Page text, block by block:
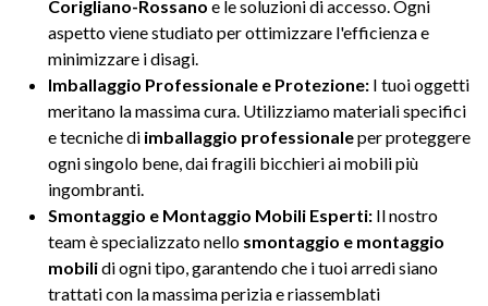
Corigliano-Rossano e le soluzioni di accesso. Ogni
aspetto viene studiato per ottimizzare l'efficienza e
minimizzare i disagi.
Imballaggio Professionale e Protezione: I tuoi oggetti
meritano la massima cura. Utilizziamo materiali specifici
e tecniche di imballaggio professionaleper proteggere
ogni singolo bene, dai fragili bicchieri ai mobili più
ingombranti.
Smontaggio e Montaggio Mobili Esperti: Il nostro
team è specializzato nello smontaggio e montaggio
mobilidi ogni tipo, garantendo che i tuoi arredi siano
trattati con la massima perizia e riassemblati